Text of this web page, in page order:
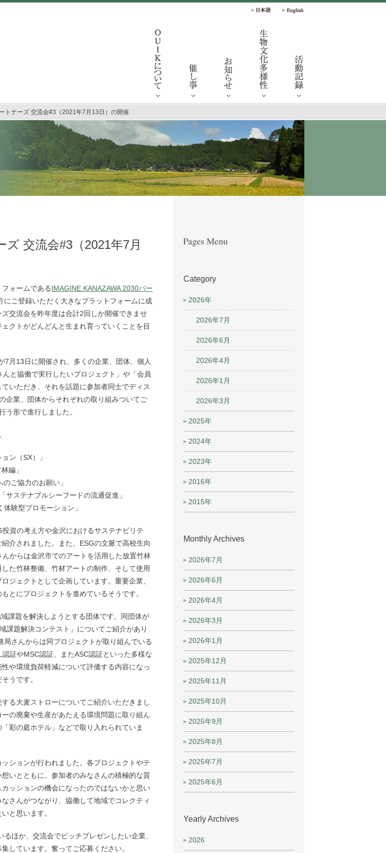
トナーズ 交流会#3（2021年7月13日）の開催
交流会#3（2021年7月
ォームであるIMAGINE KANAZAWA 2030パー
ご登録いただく大きなプラットフォームに成
交流会を昨年度は合計2回しか開催できませ
クトがどんどんと生まれ育っていくことを目
月13日に開催され、多くの企業、団体、個人
と協働で実行したいプロジェクト」や「会員
いただき、それを話題に参加者同士でディス
企業、団体からそれぞれの取り組みついてご
う形で進行しました。
ン（SX）」
編」
ご協力のお願い」
ステナブルシーフードの流通促進」
験型プロモーション」
資の考え方や金沢におけるサステナビリテ
介されました。また、ESGの文脈で高校生向
んからは金沢市でのアートを活用した放置竹林
た竹林整備、竹材アートの制作、そして使用
ジェクトとして企画しています。重要企業、
とにプロジェクトを進めているそうです。
課題を解決しようとする団体です。同団体が
課題解決コンテスト」についてご紹介があり
局さんからは同プロジェクトが取り組んでいる
証やMSC認証、またASC認証といった多様な
や環境負荷軽減について評価する内容になっ
うです。
る大麦ストローについてご紹介いただきまし
の廃棄や生産があたえる環境問題に取り組ん
彩の庭ホテル」などで取り入れられていま
ションが行われました。各プロジェクトやテ
いとともに、参加者のみなさんの積極的な質
ッションの機会になったのではないかと思い
さんがつながり、協働して地域でコレクティ
と思います。
ほか、交流会でピッチプレゼンしたい企業、
しています。奮ってご応募ください。
Category
2026年
2026年7月
2026年6月
2026年4月
2026年1月
2026年3月
2025年
2024年
2023年
2016年
2015年
Monthly Archives
2026年7月
2026年6月
2026年4月
2026年3月
2026年1月
2025年12月
2025年11月
2025年10月
2025年9月
2025年8月
2025年7月
2025年6月
Yearly Archives
2026